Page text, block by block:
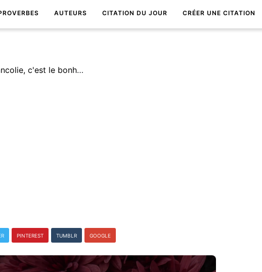
AUTEURS CITATION DU JOUR CRÉER UNE CITATION
La mÃ©lancolie, c'est le bonheur d'Ãªtre triste.
PINTEREST TUMBLR GOOGLE